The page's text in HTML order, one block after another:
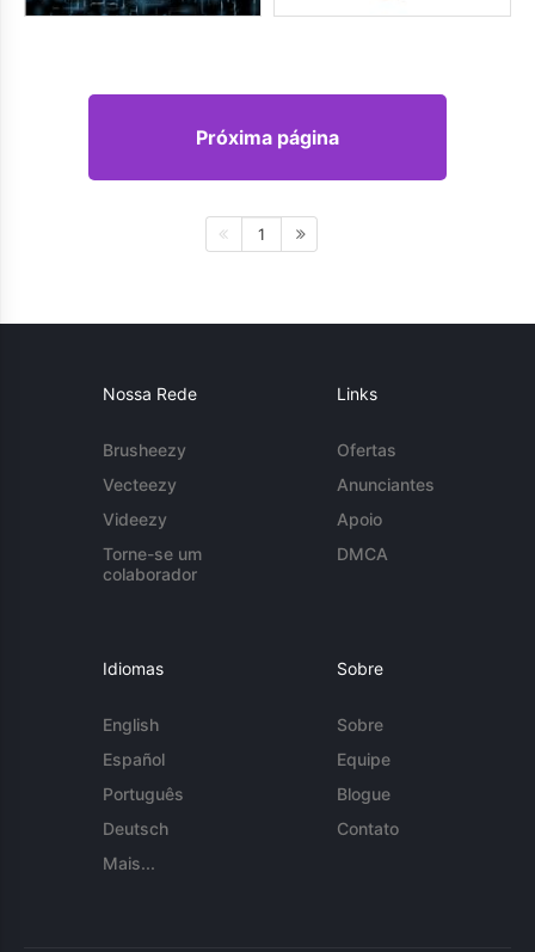
Próxima página
1
Nossa Rede
Brusheezy
Vecteezy
Videezy
Torne-se um
colaborador
Links
Ofertas
Anunciantes
Apoio
DMCA
Idiomas
English
Español
Português
Deutsch
Mais...
Sobre
Sobre
Equipe
Blogue
Contato